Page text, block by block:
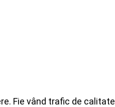
Fie vând trafic de calitate